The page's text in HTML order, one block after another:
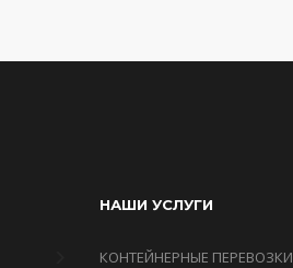
НАШИ УСЛУГИ
КОНТЕЙНЕРНЫЕ ПЕРЕВОЗКИ